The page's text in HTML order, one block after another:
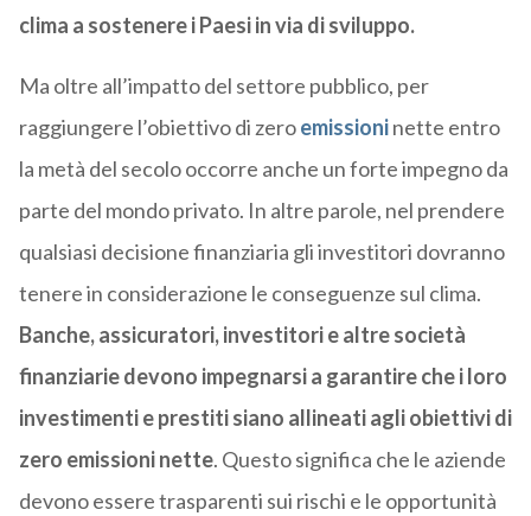
clima a sostenere i Paesi in via di sviluppo.
Ma oltre all’impatto del settore pubblico, per
raggiungere l’obiettivo di zeroemissioninette entro
la metà del secolo occorre anche un forte impegno da
parte del mondo privato. In altre parole, nel prendere
qualsiasi decisione finanziaria gli investitori dovranno
tenere in considerazione le conseguenze sul clima.
Banche, assicuratori, investitori e altre società
finanziarie devono impegnarsi a garantire che i loro
investimenti e prestiti siano allineati agli obiettivi di
zero emissioni nette. Questo significa che le aziende
devono essere trasparenti sui rischi e le opportunità